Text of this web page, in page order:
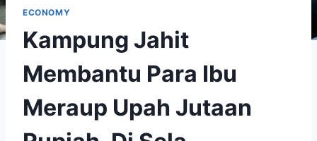
ECONOMY
Kampung Jahit
Membantu Para Ibu
Meraup Upah Jutaan